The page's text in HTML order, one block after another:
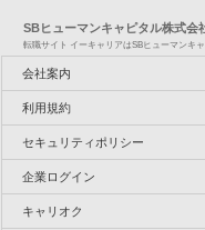
SBヒューマンキャピタル株式会
転職サイト イーキャリアはSBヒューマンキ
会社案内
利用規約
セキュリティポリシー
企業ログイン
キャリオク